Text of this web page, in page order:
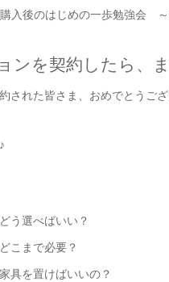
入後のはじめの一歩勉強会
ンを契約したら、
された皆さま、おめでとうござ
う選べばいい？
こまで必要？
具を置けばいいの？